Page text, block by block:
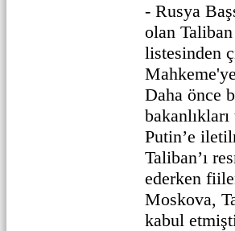
- Rusya
olan
listesinden
Daha önce
Putin’e
Taliban’ı
ederken
Moskova,
kabul